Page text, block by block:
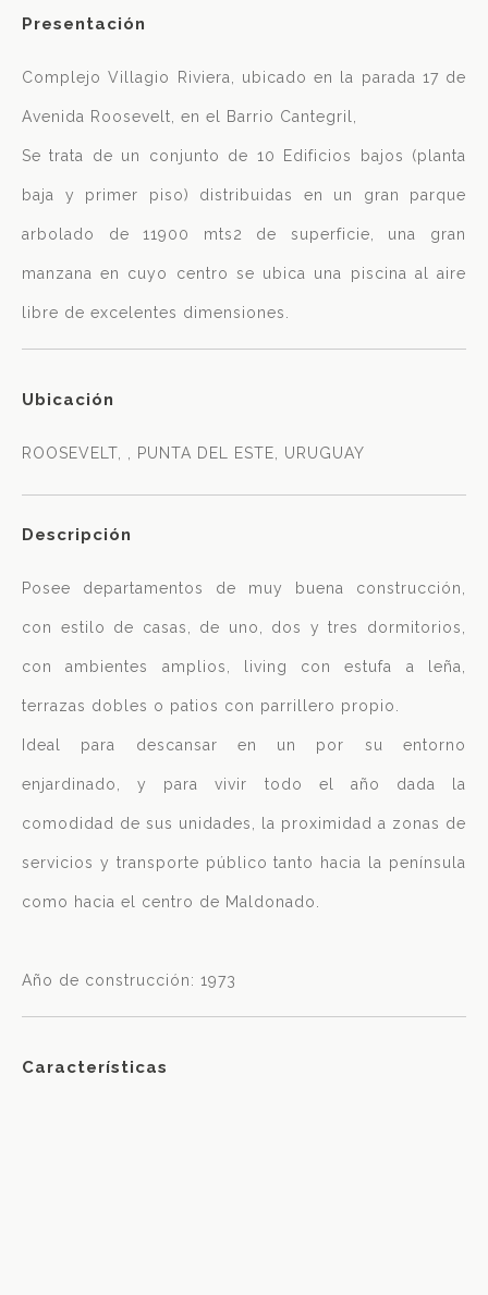
Presentación
Complejo Villagio Riviera, ubicado en la parada 17 de
Avenida Roosevelt, en el Barrio Cantegril,
Se trata de un conjunto de 10 Edificios bajos (planta
baja y primer piso) distribuidas en un gran parque
arbolado de 11900 mts2 de superficie, una gran
manzana en cuyo centro se ubica una piscina al aire
libre de excelentes dimensiones.
Ubicación
ROOSEVELT, , PUNTA DEL ESTE, URUGUAY
Descripción
Posee departamentos de muy buena construcción,
con estilo de casas, de uno, dos y tres dormitorios,
con ambientes amplios, living con estufa a leña,
terrazas dobles o patios con parrillero propio.
Ideal para descansar en un por su entorno
enjardinado, y para vivir todo el año dada la
comodidad de sus unidades, la proximidad a zonas de
servicios y transporte público tanto hacia la península
como hacia el centro de Maldonado.
Año de construcción: 1973
Características